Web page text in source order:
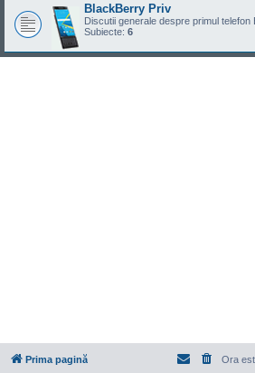
BlackBerry Priv
Discutii generale despre primul
Subiecte: 6
Prima pagină Ora